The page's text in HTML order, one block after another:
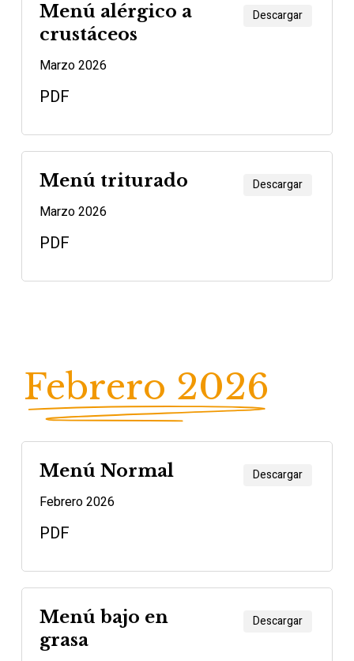
Menú alérgico a
crustáceos
Marzo 2026
PDF
Descargar
Menú triturado
Marzo 2026
PDF
Descargar
Febrero 2026
Menú Normal
Febrero 2026
PDF
Descargar
Menú bajo en
grasa
Descargar